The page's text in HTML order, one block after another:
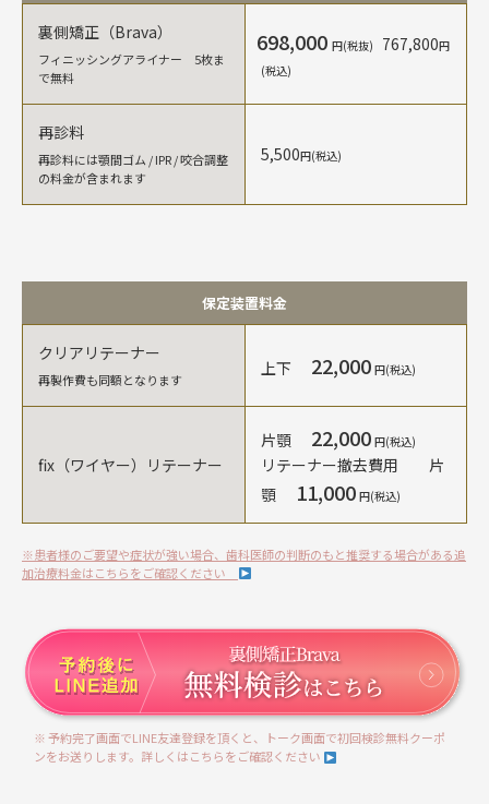
裏側矯正（Brava）
フィニッシングアライナー 5枚ま
で無料
698,000 円(税抜) 767,800円
(税込)
再診料
再診料には顎間ゴム / IPR / 咬合調整
の料金が含まれます
5,500円(税込)
保定装置料金
クリアリテーナー
再製作費も同額となります
上下 22,000 円(税込)
fix（ワイヤー）リテーナー
片顎 22,000 円(税込)
リテーナー撤去費用 片
顎
11,000 円(税込)
※患者様のご要望や症状が強い場合、歯科医師の判断のもと推奨する場合がある追
加治療料金はこちらをご確認ください
※ 予約完了画面でLINE友達登録を頂くと、トーク画面で初回検診無料クーポ
ンをお送りします。詳しくはこちらをご確認ください